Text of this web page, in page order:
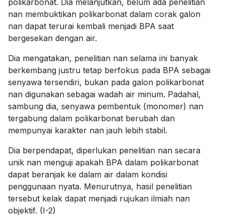
nan membuktikan polikarbonat dalam corak galon
nan dapat terurai kembali menjadi BPA saat
bergesekan dengan air.
Dia mengatakan, penelitian nan selama ini banyak
berkembang justru tetap berfokus pada BPA sebagai
senyawa tersendiri, bukan pada galon polikarbonat
nan digunakan sebagai wadah air minum. Padahal,
sambung dia, senyawa pembentuk (monomer) nan
tergabung dalam polikarbonat berubah dan
mempunyai karakter nan jauh lebih stabil.
Dia berpendapat, diperlukan penelitian nan secara
unik nan menguji apakah BPA dalam polikarbonat
dapat beranjak ke dalam air dalam kondisi
penggunaan nyata. Menurutnya, hasil penelitian
tersebut kelak dapat menjadi rujukan ilmiah nan
objektif. (I-2)